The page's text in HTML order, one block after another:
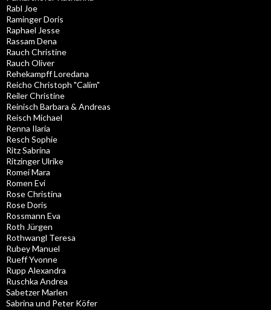
Rabl Joe
Raminger Doris
Raphael Jesse
Rassam Dena
Rauch Christine
Rauch Oliver
Rehekampff Loredana
Reicho Christoph "Calim"
Reiler Christine
Reinisch Barbara & Andreas
Reisch Michael
Renna Ilaria
Resch Sophie
Ritz Sabrina
Ritzinger Ulrike
Romei Mara
Romen Evi
Rose Christina
Rose Doris
Rossmann Eva
Roth Jürgen
Rothwangl Teresa
Rubey Manuel
Rueff Yvonne
Rupp Alexandra
Ruschka Andrea
Sabetzer Marlen
Sabrina und Peter Köfer